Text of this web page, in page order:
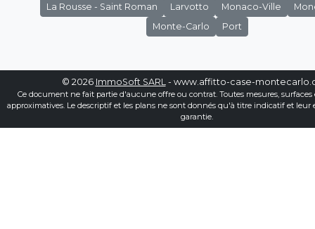
La Rousse - Saint Roman
Larvotto Monaco-Ville
Monte-Carlo
Port
© 2026 ImmoSoft SARL - www.affitto-case-
Ce document ne fait partie d'aucune offre ou contrat. Toutes mesures, surfaces
approximatives. Le descriptif et les plans ne sont donnés qu'à titre indicatif et leur
garantie.